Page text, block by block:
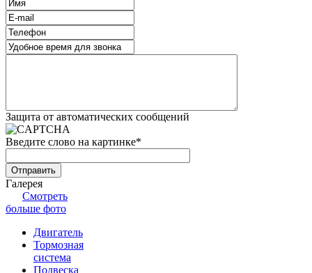
Защита от автоматических сообщений
Введите слово на картинке*
Галерея
Смотреть
больше фото
Двигатель
Тормозная
система
Подвеска